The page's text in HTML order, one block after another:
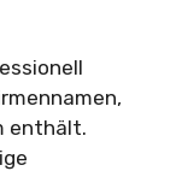
enthält.